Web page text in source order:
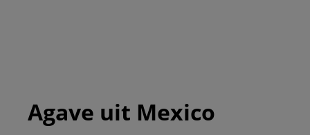
Agave uit Mexico